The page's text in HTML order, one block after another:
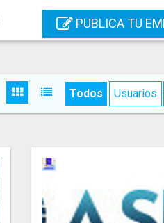
PUBLICA TU
Todos Usuarios